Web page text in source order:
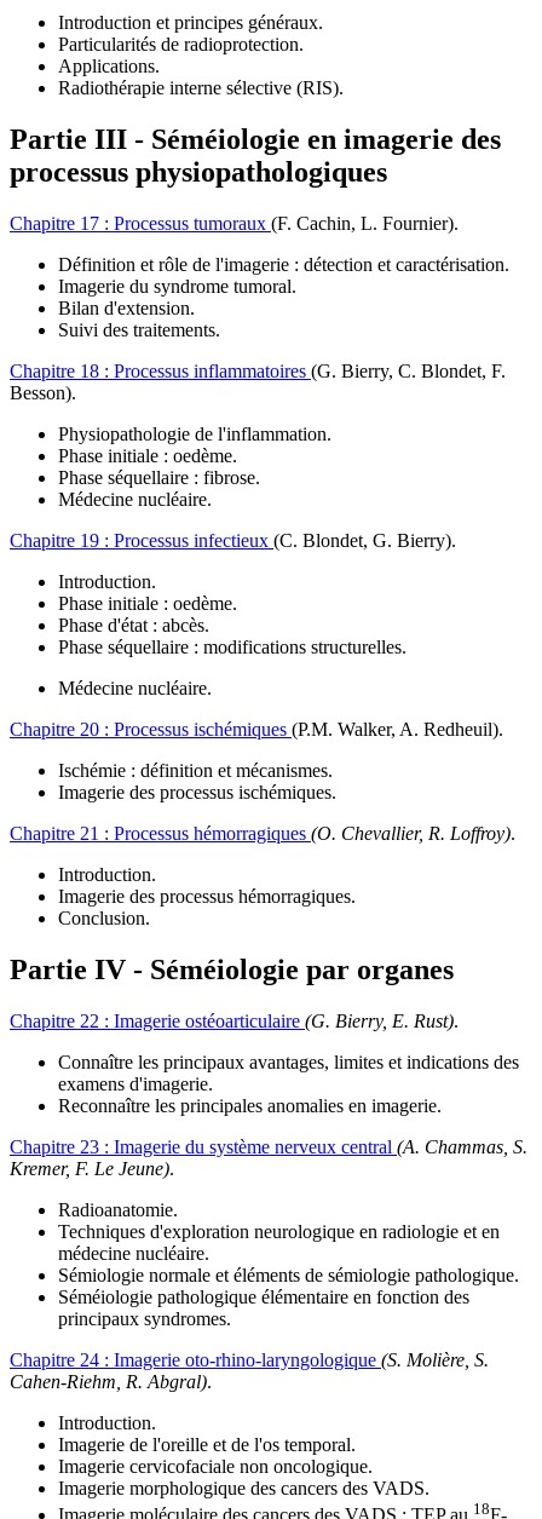
Introduction et principes généraux.
Particularités de radioprotection.
Applications.
Radiothérapie interne sélective (RIS).
Partie III - Séméiologie en imagerie des
processus physiopathologiques
Chapitre 17 : Processus tumoraux (F. Cachin, L. Fournier).
Définition et rôle de l'imagerie : détection et caractérisation.
Imagerie du syndrome tumoral.
Bilan d'extension.
Suivi des traitements.
Chapitre 18 : Processus inflammatoires (G. Bierry, C. Blondet, F.
Besson).
Physiopathologie de l'inflammation.
Phase initiale : oedème.
Phase séquellaire : fibrose.
Médecine nucléaire.
Chapitre 19 : Processus infectieux (C. Blondet, G. Bierry).
Introduction.
Phase initiale : oedème.
Phase d'état : abcès.
Phase séquellaire : modifications structurelles.
Médecine nucléaire.
Chapitre 20 : Processus ischémiques (P.M. Walker, A. Redheuil).
Ischémie : définition et mécanismes.
Imagerie des processus ischémiques.
Chapitre 21 : Processus hémorragiques (O. Chevallier, R. Loffroy).
Introduction.
Imagerie des processus hémorragiques.
Conclusion.
Partie IV - Séméiologie par organes
Chapitre 22 : Imagerie ostéoarticulaire (G. Bierry, E. Rust).
Connaître les principaux avantages, limites et indications des
examens d'imagerie.
Reconnaître les principales anomalies en imagerie.
Chapitre 23 : Imagerie du système nerveux central (A. Chammas, S.
Kremer, F. Le Jeune).
Radioanatomie.
Techniques d'exploration neurologique en radiologie et en
médecine nucléaire.
Sémiologie normale et éléments de sémiologie pathologique.
Séméiologie pathologique élémentaire en fonction des
principaux syndromes.
Chapitre 24 : Imagerie oto-rhino-laryngologique (S. Molière, S.
Cahen-Riehm, R. Abgral).
Introduction.
Imagerie de l'oreille et de l'os temporal.
Imagerie cervicofaciale non oncologique.
Imagerie morphologique des cancers des VADS.
Imagerie moléculaire des cancers des VADS : TEP au 18F-